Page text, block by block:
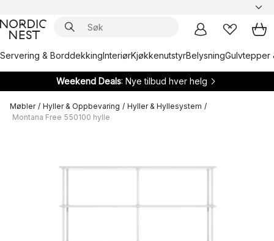
Servering & BorddekkingInteriørKjøkkenutstyrBelysningGulvtepper
Weekend Deals: Nye tilbud hver helg
Møbler / Hyller & Oppbevaring / Hyller & Hyllesystem /
Montana Free 550100 hylle